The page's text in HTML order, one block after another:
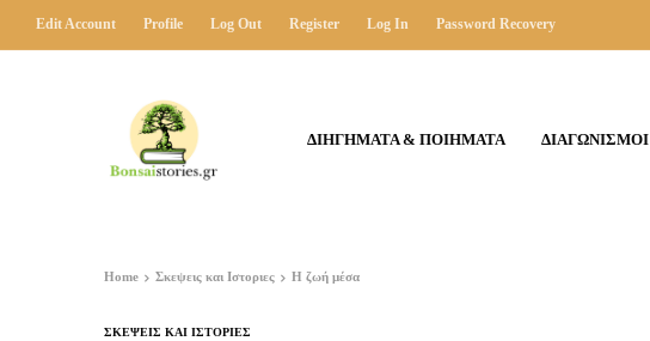
Edit Account Profile Log Out Register Log In Password Recovery
ΔΙΗΓΗΜΑΤΑ & ΠΟΙΗΜΑΤΑ ΔΙΑΓΩΝΙΣΜΟΙ
Home Σκεψεις και Ιστοριες Η ζωή μέσα
ΣΚΕΨΕΙΣ ΚΑΙ ΙΣΤΟΡΙΕΣ